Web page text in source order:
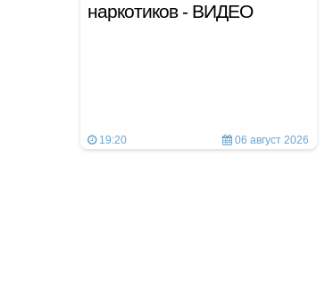
наркотиков - ВИДЕО
19:20 06 август 2026